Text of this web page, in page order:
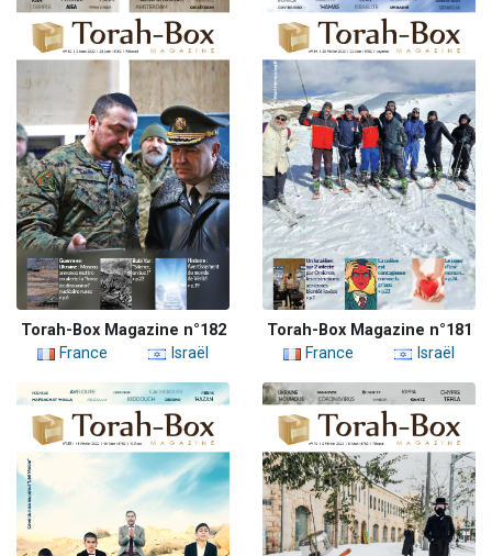
Torah-Box Magazine n°182
France
Israël
Torah-Box Magazine n°181
France
Israël